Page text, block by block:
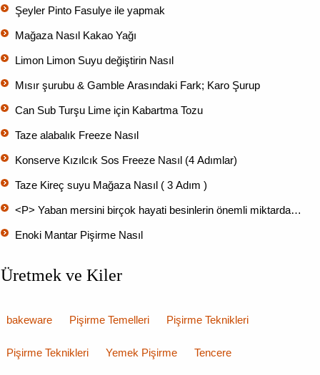
Şeyler Pinto Fasulye ile yapmak
Mağaza Nasıl Kakao Yağı
Limon Limon Suyu değiştirin Nasıl
Mısır şurubu & Gamble Arasındaki Fark; Karo Şurup
Can Sub Turşu Lime için Kabartma Tozu
Taze alabalık Freeze Nasıl
Konserve Kızılcık Sos Freeze Nasıl (4 Adımlar)
Taze Kireç suyu Mağaza Nasıl ( 3 Adım )
<P> Yaban mersini birçok hayati besinlerin önemli miktarda…
Enoki Mantar Pişirme Nasıl
Üretmek ve Kiler
bakeware Pişirme Temelleri Pişirme Teknikleri
Pişirme Teknikleri Yemek Pişirme Tencere